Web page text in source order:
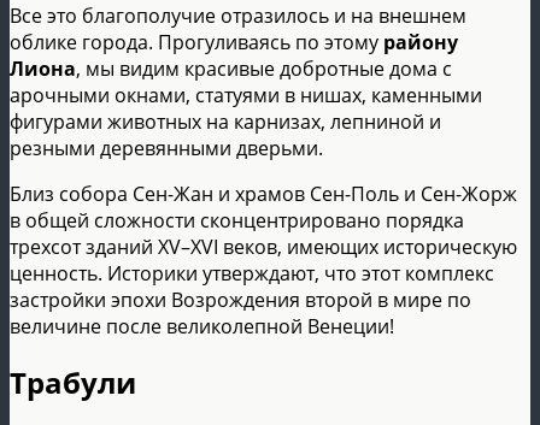
Все это благополучие отразилось и на внешнем
облике города. Прогуливаясь по этому району
Лиона, мы видим красивые добротные дома с
арочными окнами, статуями в нишах, каменными
фигурами животных на карнизах, лепниной и
резными деревянными дверьми.
Близ собора Сен-Жан и храмов Сен-Поль и Сен-Жорж
в общей сложности сконцентрировано порядка
трехсот зданий XV–XVI веков, имеющих историческую
ценность. Историки утверждают, что этот комплекс
застройки эпохи Возрождения второй в мире по
величине после великолепной Венеции!
Трабули